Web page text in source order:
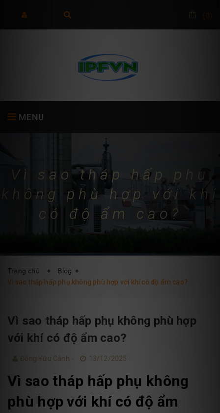
(0)
MENU
GIỚI THIỆU
BLOG LIÊN HỆ
Vì sao tháp hấp phụ
không phù hợp với khí
có độ ẩm cao?
Trang chủ
Blog
Vì sao tháp hấp phụ không phù hợp với khí có độ ẩm cao?
Vì sao tháp hấp phụ không phù hợp
với khí có độ ẩm cao?
Đồng Hữu Cảnh - 13/12/2025
Vì sao tháp hấp phụ không
phù hợp với khí có độ ẩm